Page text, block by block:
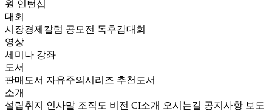
원 인턴십
대회
시장경제칼럼 공모전 독후감대회
영상
세미나 강좌
도서
판매도서 자유주의시리즈 추천도서
소개
설립취지 인사말 조직도 비전 CI소개 오시는길 공지사항 보도